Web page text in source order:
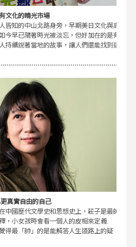
文化的晴光市場
皆知的中山北路身旁，早期美日文化與高
今早已隨著時光被淡忘，但好加在的是有
持續說著當地的故事，讓人們還能找到這
真實自由的自己
中國歷代文學史和思想史上，莊子是最帥
，小女孩時會看一個人的皮相來定義
得最「帥」的是能解答人生道路上的疑